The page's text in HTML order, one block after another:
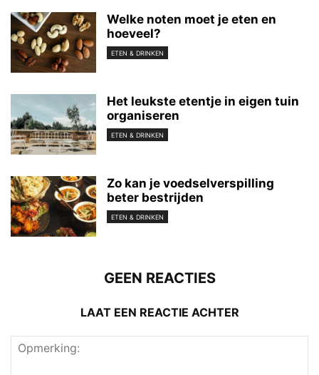
Welke noten moet je eten en
hoeveel?
ETEN & DRINKEN
Het leukste etentje in eigen tuin
organiseren
ETEN & DRINKEN
Zo kan je voedselverspilling
beter bestrijden
ETEN & DRINKEN
GEEN REACTIES
LAAT EEN REACTIE ACHTER